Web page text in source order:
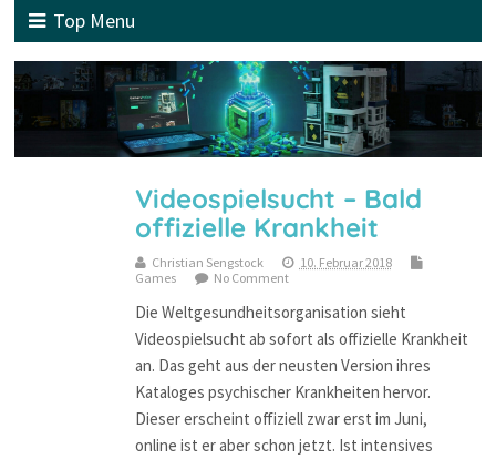
Top Menu
Videospielsucht – Bald
offizielle Krankheit
Christian Sengstock
10. Februar 2018
Games
No Comment
Die Weltgesundheitsorganisation sieht
Videospielsucht ab sofort als offizielle Krankheit
an. Das geht aus der neusten Version ihres
Kataloges psychischer Krankheiten hervor.
Dieser erscheint offiziell zwar erst im Juni,
online ist er aber schon jetzt. Ist intensives